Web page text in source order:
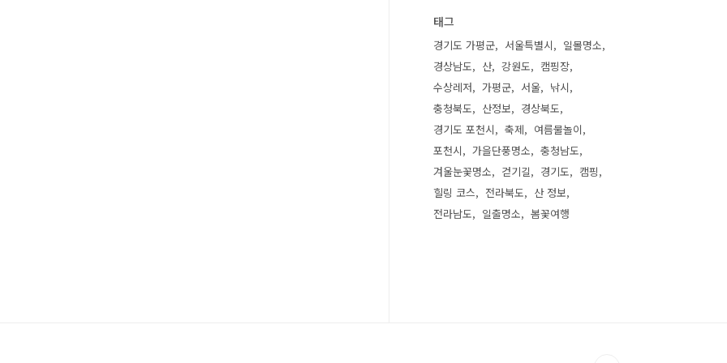
태그
경기도 가평군 서울특별시
일몰명소
경상남도
산 강원도
캠핑장
수상레저
가평군 서울
낚시
충청북도
산정보
경상북도
경기도 포천시
축제
여름물놀이
포천시
가을단풍명소
충청남도
겨울눈꽃명소
걷기길 경기도
캠핑
힐링 코스
전라북도
산 정보
전라남도
일출명소 봄꽃여행